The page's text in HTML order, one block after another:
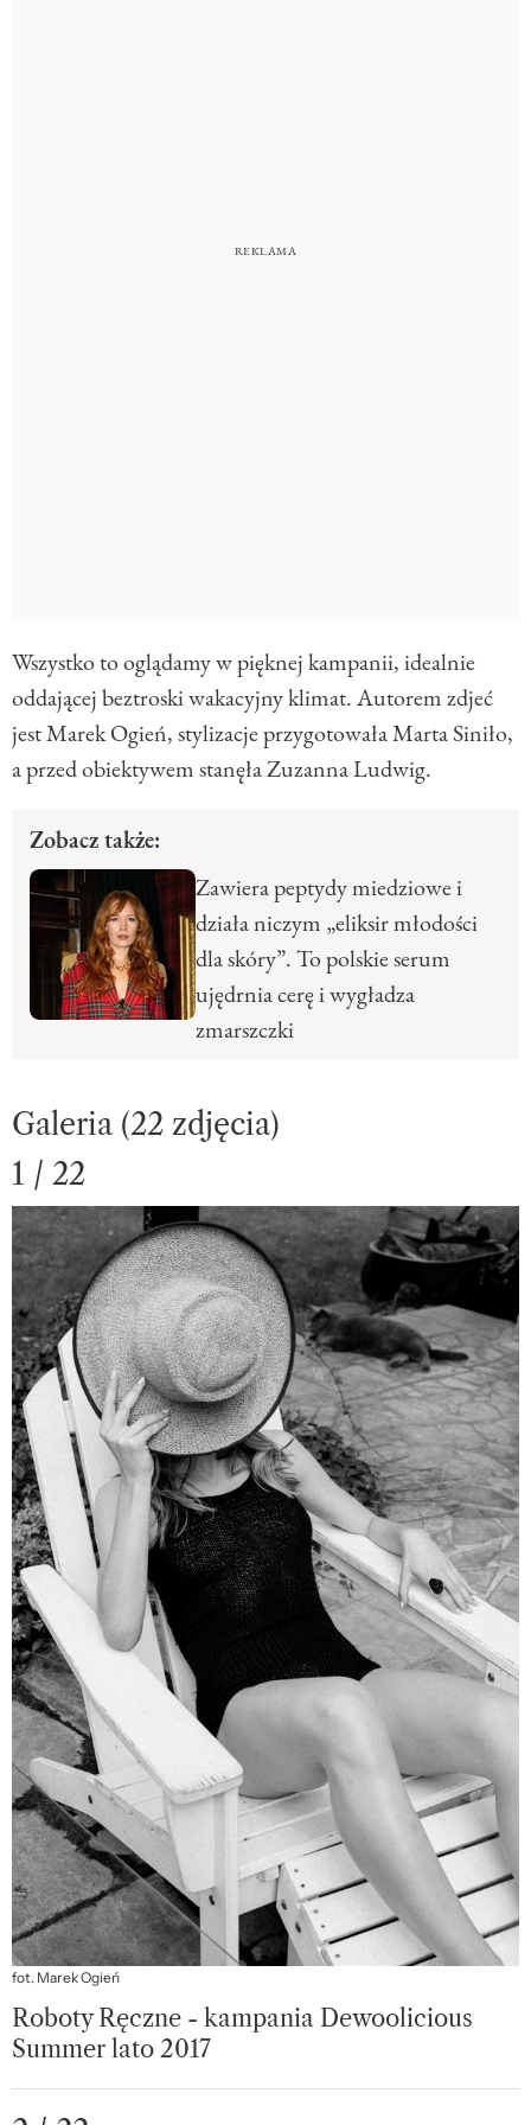
Wszystko to oglądamy w pięknej kampanii, idealnie
oddającej beztroski wakacyjny klimat. Autorem zdjeć
jest Marek Ogień, stylizacje przygotowała Marta Siniło,
a przed obiektywem stanęła Zuzanna Ludwig.
Zobacz także:
Zawiera peptydy miedziowe i
działa niczym „eliksir młodości
dla skóry”. To polskie serum
ujędrnia cerę i wygładza
zmarszczki
Galeria (22 zdjęcia)
1 / 22
fot. Marek Ogień
Roboty Ręczne - kampania Dewoolicious
Summer lato 2017